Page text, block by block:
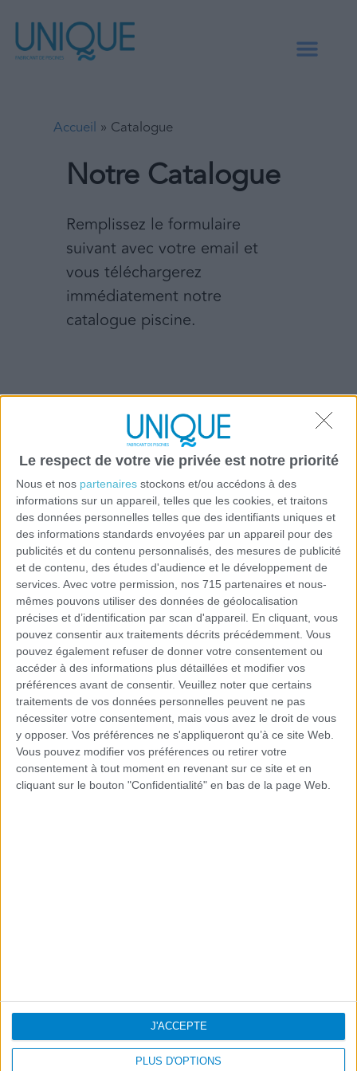
Le respect de votre vie privée est notre priorité
Nous et nos partenaires stockons et/ou accédons à des
informations sur un appareil, telles que les cookies, et traitons
des données personnelles telles que des identifiants uniques et
des informations standards envoyées par un appareil pour des
publicités et du contenu personnalisés, des mesures de publicité
et de contenu, des études d'audience et le développement de
services. Avec votre permission, nos 715 partenaires et nous-
mêmes pouvons utiliser des données de géolocalisation
précises et d’identification par scan d'appareil. En cliquant, vous
pouvez consentir aux traitements décrits précédemment. Vous
pouvez également refuser de donner votre consentement ou
accéder à des informations plus détaillées et modifier vos
préférences avant de consentir. Veuillez noter que certains
traitements de vos données personnelles peuvent ne pas
nécessiter votre consentement, mais vous avez le droit de vous
y opposer. Vos préférences ne s'appliqueront qu’à ce site Web.
Vous pouvez modifier vos préférences ou retirer votre
consentement à tout moment en revenant sur ce site et en
cliquant sur le bouton "Confidentialité" en bas de la page Web.
PLUS D'OPTIONS
J'ACCEPTE
Accueil » Catalogue
Notre Catalogue
Remplissez le formulaire
suivant avec votre email et
vous téléchargerez
immédiatement notre
catalogue piscine.
TELECHARGER LE CATALOGUE​
Polítique de Confidentialité·Polítique de Cookies·
Mentions Légales